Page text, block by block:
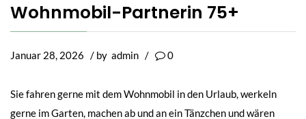
Wohnmobil-Partnerin 75+
Januar 28, 2026 / by admin / 0
Sie fahren gerne mit dem Wohnmobil in den Urlaub, werkeln
gerne im Garten, machen ab und an ein Tänzchen und wären